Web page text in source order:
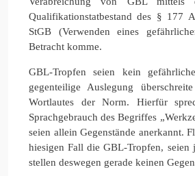
Qualifikationstatbestand des § 177
StGB (Verwenden eines
Betracht komme.
GBL-Tropfen seien kein
gegenteilige Auslegung
Wortlautes der Norm. Hierfür
Sprachgebrauch des Begriffes
seien allein Gegenstände anerkannt.
hiesigen Fall die GBL-Tropfen, seien
stellen deswegen gerade keinen